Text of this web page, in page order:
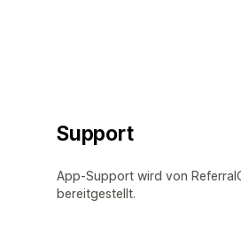
Support
App-Support wird von
bereitgestellt.